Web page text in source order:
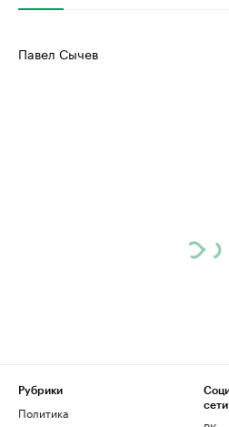
Павел Сычев
Рубрики
Политика
сети